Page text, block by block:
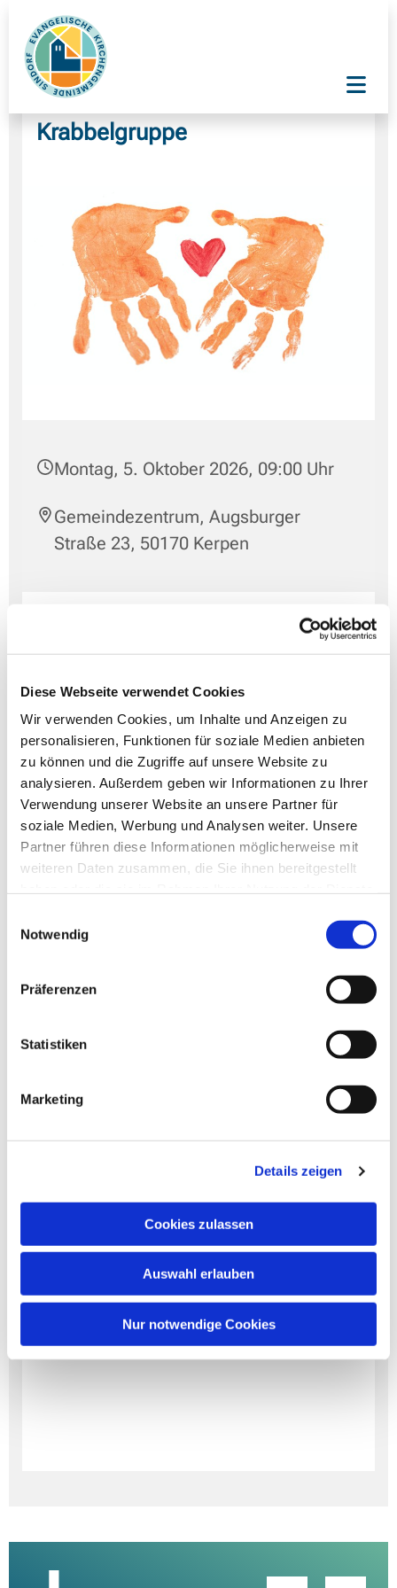
Diese Webseite verwendet Cookies
Wir verwenden Cookies, um Inhalte und Anzeigen zu
personalisieren, Funktionen für soziale Medien anbieten
zu können und die Zugriffe auf unsere Website zu
analysieren. Außerdem geben wir Informationen zu Ihrer
Verwendung unserer Website an unsere Partner für
soziale Medien, Werbung und Analysen weiter. Unsere
Partner führen diese Informationen möglicherweise mit
weiteren Daten zusammen, die Sie ihnen bereitgestellt
Notwendig
Präferenzen
Statistiken
Marketing
Details zeigen
Cookies zulassen
Auswahl erlauben
Nur notwendige Cookies
Krabbelgruppe
Montag, 5. Oktober 2026, 09:00 Uhr
Gemeindezentrum, Augsburger
Straße 23, 50170 Kerpen
Dies könnte Sie auch